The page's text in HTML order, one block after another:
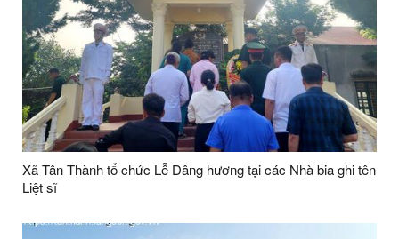
Xã Tân Thành tổ chức Lễ Dâng hương tại các Nhà bia ghi tên
Liệt sĩ